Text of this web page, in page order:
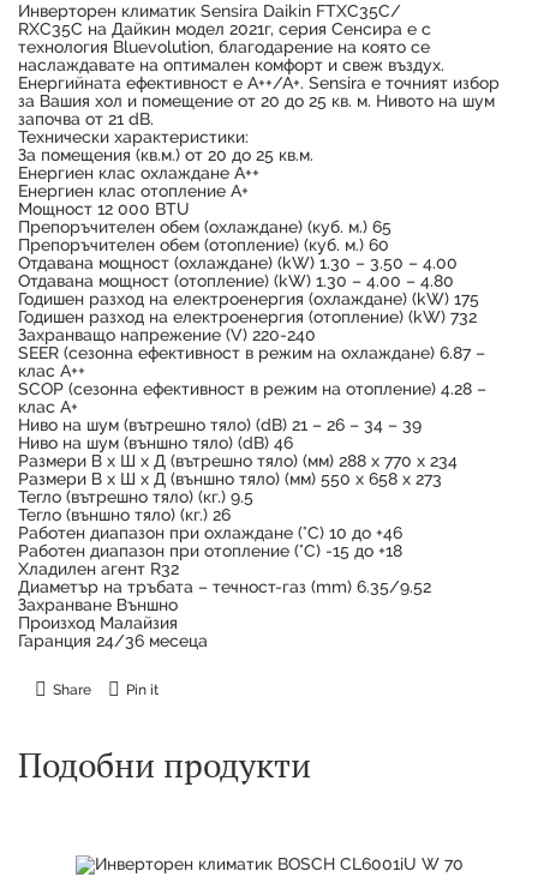
Продуктът е успешно добавен в количката
Инверторен климатик Sensira Daikin FTXC35C/
RXC35C на Дайкин модел 2021г, серия Сенсира е с
технология Bluevolution, благодарение на която се
наслаждавате на оптимален комфорт и свеж въздух.
Енергийната ефективност е А++/А+. Sensira е точният избор
за Вашия хол и помещение от 20 до 25 кв. м. Нивото на шум
започва от 21 dB.
Технически характеристики:
За помещения (кв.м.) oт 20 до 25 кв.м.
Енергиен клас охлаждане А++
Енергиен клас отопление А+
Мощност 12 000 BTU
Препоръчителен обем (охлаждане) (куб. м.) 65
Препоръчителен обем (отопление) (куб. м.) 60
Отдавана мощност (охлаждане) (kW) 1.30 – 3.50 – 4.00
Отдавана мощност (отопление) (kW) 1.30 – 4.00 – 4.80
Годишен разход на електроенергия (oхлаждане) (kW) 175
Годишен разход на електроенергия (oтопление) (kW) 732
Захранващо напрежение (V) 220-240
SEER (сезонна ефективност в режим на охлаждане) 6.87 –
клас А++
SCOP (сезонна ефективност в режим на отопление) 4.28 –
клас А+
Ниво на шум (вътрешно тяло) (dB) 21 – 26 – 34 – 39
Ниво на шум (външно тяло) (dB) 46
Размери В х Ш х Д (вътрешно тяло) (мм) 288 x 770 x 234
Размери В х Ш х Д (външно тяло) (мм) 550 x 658 x 273
Тегло (вътрешно тяло) (кг.) 9.5
Тегло (външно тяло) (кг.) 26
Работен диапазон при охлаждане (°C) 10 до +46
Работен диапазон при отопление (°C) -15 до +18
Хладилен агент R32
Диаметър на тръбата – течност-газ (mm) 6.35/9.52
Захранване Външно
Произход Малайзия
Гаранция 24/36 месеца
Share Pin it
Подобни продукти